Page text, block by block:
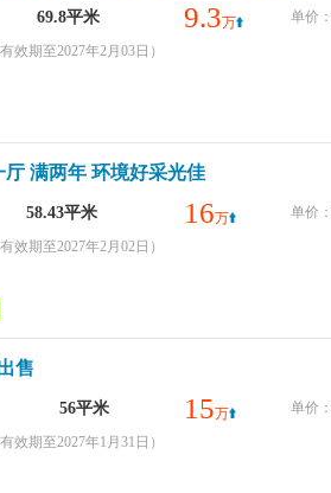
69.8平米 9.3万 单价：
效期至2027年2月03日）
满两年 环境好采光佳
58.43平米 16万 单价：
效期至2027年2月02日）
售
56平米 15万 单价：
效期至2027年1月31日）